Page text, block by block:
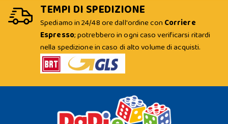
TEMPI DI SPEDIZIONE
Spediamo in 24/48 ore dall'ordine con Corriere
Espresso; potrebbero in ogni caso verificarsi ritardi
nella spedizione in caso di alto volume di acquisti.